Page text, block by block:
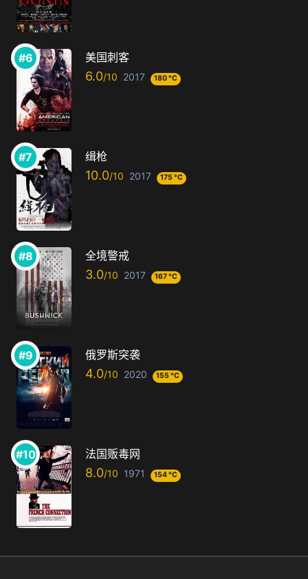
美国刺客
6.0 2017 180 °C
缉枪
10.0 2017 175 °C
全境警戒
3.0 2017 167 °C
俄罗斯突袭
4.0 2020 155 °C
法国贩毒网
8.0 1971 154 °C